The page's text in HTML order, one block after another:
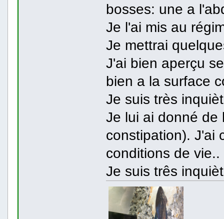
bosses: une a
Je l'ai mis au
Je mettrai
J'ai bien aperçu
bien a la surface
Je suis très
Je lui ai donné de
constipation). J'ai
conditions de vie..
Je suis três